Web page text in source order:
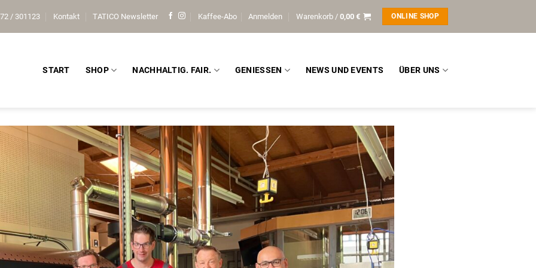
/ 301123 Kontakt TATICO Newsletter Kaffee-Abo Anmelden Warenkorb / 0,00 € ONLINE SHOP
START SHOP NACHHALTIG. FAIR. GENIESSEN NEWS UND EVENTS ÜBER UNS